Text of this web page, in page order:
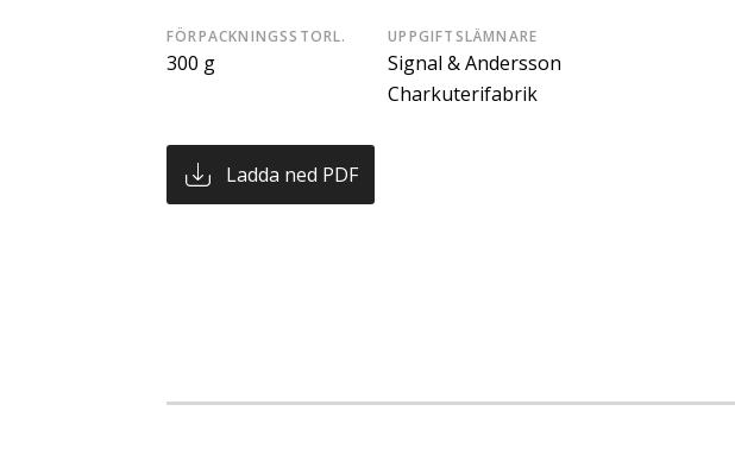
FÖRPACKNINGSSTORL.
300 g
UPPGIFTSLÄMNARE
Signal & Andersson
Charkuterifabrik
Ladda ned PDF